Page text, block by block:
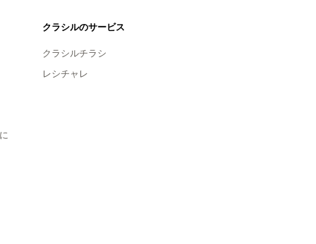
クラシルのサービス
クラシルチラシ
レシチャレ